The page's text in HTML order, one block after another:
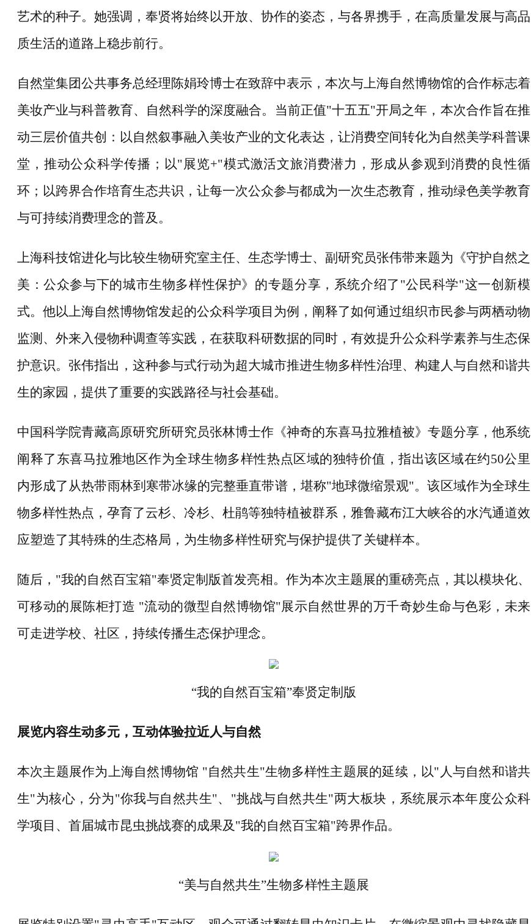
艺术的种子。她强调，奉贤将始终以开放、协作的姿态，与各界携手，在高质量发展与高品
质生活的道路上稳步前行。
自然堂集团公共事务总经理陈娟玲博士在致辞中表示，本次与上海自然博物馆的合作标志着
美妆产业与科普教育、自然科学的深度融合。当前正值"十五五"开局之年，本次合作旨在推
动三层价值共创：以自然叙事融入美妆产业的文化表达，让消费空间转化为自然美学科普课
堂，推动公众科学传播；以"展览+"模式激活文旅消费潜力，形成从参观到消费的良性循
环；以跨界合作培育生态共识，让每一次公众参与都成为一次生态教育，推动绿色美学教育
与可持续消费理念的普及。
上海科技馆进化与比较生物研究室主任、生态学博士、副研究员张伟带来题为《守护自然之
美：公众参与下的城市生物多样性保护》的专题分享，系统介绍了 "公民科学"这一创新模
式。他以上海自然博物馆发起的公众科学项目为例，阐释了如何通过组织市民参与两栖动物
监测、外来入侵物种调查等实践，在获取科研数据的同时，有效提升公众科学素养与生态保
护意识。张伟指出，这种参与式行动为超大城市推进生物多样性治理、构建人与自然和谐共
生的家园，提供了重要的实践路径与社会基础。
中国科学院青藏高原研究所研究员张林博士作《神奇的东喜马拉雅植被》专题分享，他系统
阐释了东喜马拉雅地区作为全球生物多样性热点区域的独特价值，指出该区域在约50公里
内形成了从热带雨林到寒带冰缘的完整垂直带谱，堪称"地球微缩景观"。该区域作为全球生
物多样性热点，孕育了云杉、冷杉、杜鹃等独特植被群系，雅鲁藏布江大峡谷的水汽通道效
应塑造了其特殊的生态格局，为生物多样性研究与保护提供了关键样本。
随后， "我的自然百宝箱"奉贤定制版首发亮相。作为本次主题展的重磅亮点，其以模块化、
可移动的展陈柜打造 "流动的微型自然博物馆"展示自然世界的万千奇妙生命与色彩，未来
可走进学校、社区，持续传播生态保护理念。
“我的自然百宝箱”奉贤定制版
展览内容生动多元，互动体验拉近人与自然
本次主题展作为上海自然博物馆 "自然共生"生物多样性主题展的延续，以"人与自然和谐共
生"为核心，分为"你我与自然共生"、"挑战与自然共生"两大板块，系统展示本年度公众科
学项目、首届城市昆虫挑战赛的成果及"我的自然百宝箱"跨界作品。
“美与自然共生”生物多样性主题展